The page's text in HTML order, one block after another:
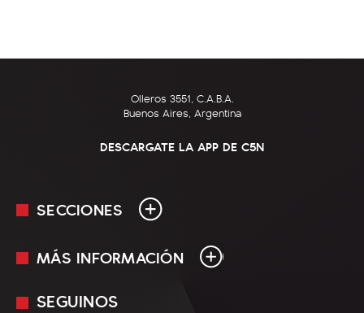
Olleros 3551, C.A.B.A.
Buenos Aires, Argentina
DESCARGATE LA APP DE C5N
SECCIONES
En Vivo
MÁS INFORMACIÓN
Mediakit
SEGUINOS